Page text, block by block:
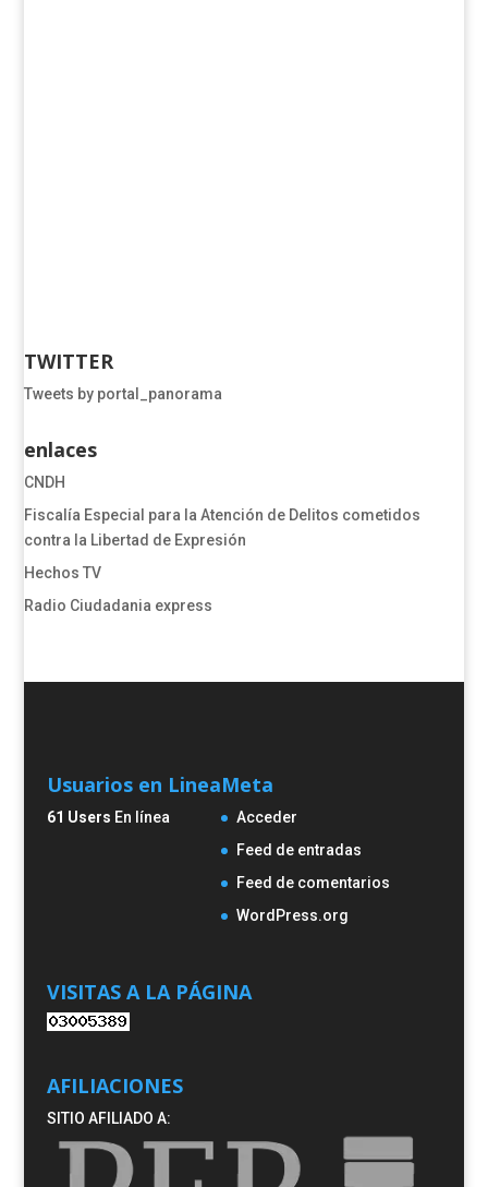
TWITTER
Tweets by portal_panorama
enlaces
CNDH
​​​​​​​​​​​​Fiscalía Especial para la Atención de Delitos cometidos
contra la Libertad de Expresión​
Hechos TV
Radio Ciudadania express
Usuarios en Linea
61 Users En línea
Meta
Acceder
Feed de entradas
Feed de comentarios
WordPress.org
VISITAS A LA PÁGINA
AFILIACIONES
SITIO AFILIADO A: